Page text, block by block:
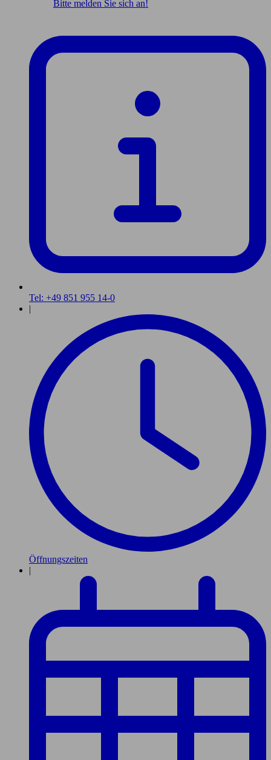
Bitte melden Sie sich an!
Tel: +49 851 955 14-0
|
Öffnungszeiten
|